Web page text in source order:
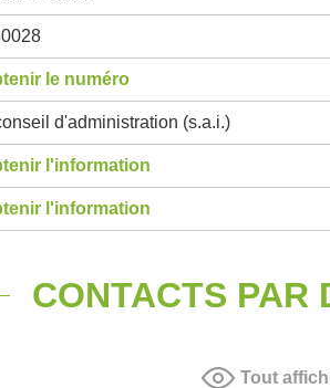
le numéro
d'administration (s.a.i.)
l'information
l'information
CONTACTS PAR
Tout